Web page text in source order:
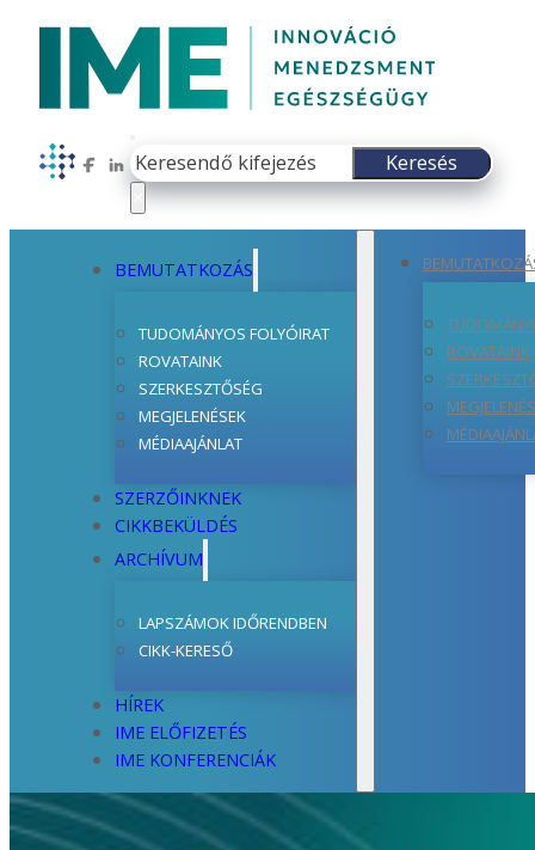
Follow us on Facebook
Follow us on LinkedIn
Keresés
Keresés
BEMUTATKOZÁS
TUDOMÁNYOS FOLYÓIRAT
ROVATAINK
SZERKESZTŐSÉG
MEGJELENÉSEK
MÉDIAAJÁNLAT
SZERZŐINKNEK
CIKKBEKÜLDÉS
ARCHÍVUM
LAPSZÁMOK IDŐRENDBEN
CIKK-KERESŐ
HÍREK
IME ELŐFIZETÉS
IME KONFERENCIÁK
ROVATAINK